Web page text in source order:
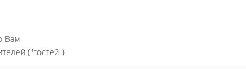
Вам
("гостей")